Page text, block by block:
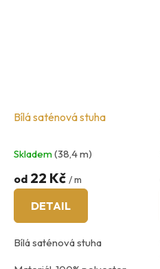
Bílá saténová stuha
Skladem(38,4 m)
od 22 Kč / m
DETAIL
Bílá saténová stuha